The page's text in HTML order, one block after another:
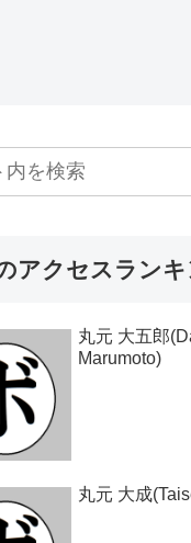
アクセスラン
丸元 大五郎
Marumoto)
丸元 大成